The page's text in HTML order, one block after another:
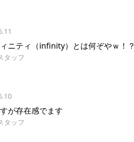
ニティ（infinity）とは何ぞやｗ！？
タッフ
が存在感でます
タッフ